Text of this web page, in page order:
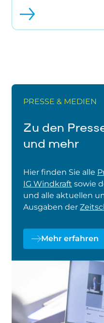
PRESSE & MEDIEN
Zu den
und mehr
Hier finden Sie alle
IG Windkraft sowie
und alle aktuellen
Ausgaben der
Mehr erfahren